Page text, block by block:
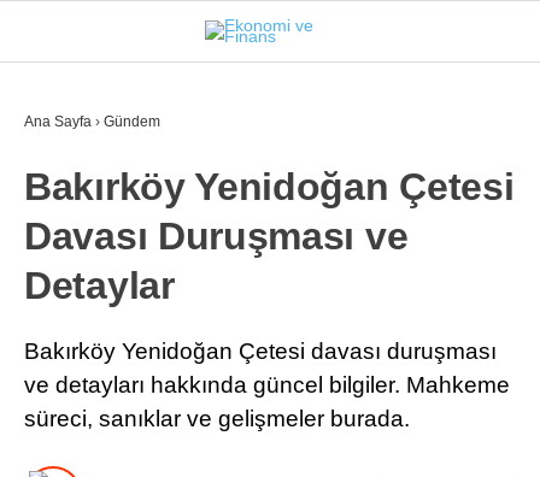
İSTANBUL
GÜNDEM
EKONOMI
FINANS
BORSA
KRIPTO
Ana Sayfa › Gündem
Bakırköy Yenidoğan Çetesi
Davası Duruşması ve
Detaylar
Bakırköy Yenidoğan Çetesi davası duruşması
ve detayları hakkında güncel bilgiler. Mahkeme
süreci, sanıklar ve gelişmeler burada.